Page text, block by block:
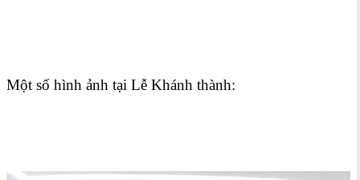
Một số hình ảnh tại Lễ Khánh thành: